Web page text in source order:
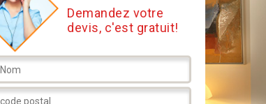
Demandez votre
devis, c'est gratuit!